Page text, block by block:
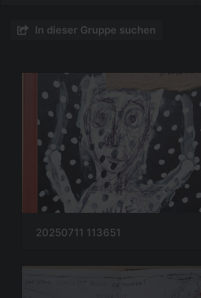
In dieser Gruppe suchen
20250711 113651